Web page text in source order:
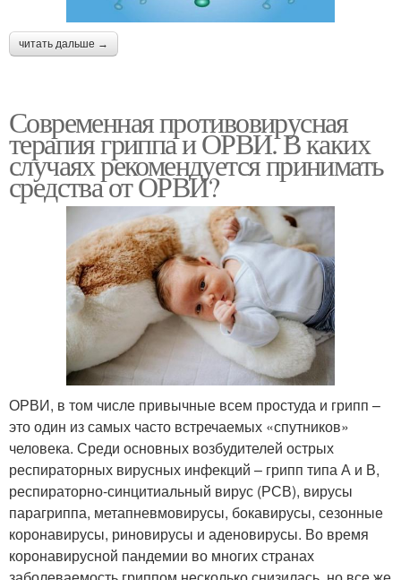
читать дальше →
Современная противовирусная
терапия гриппа и ОРВИ. В каких
случаях рекомендуется принимать
средства от ОРВИ?
ОРВИ, в том числе привычные всем простуда и грипп –
это один из самых часто встречаемых «спутников»
человека. Среди основных возбудителей острых
респираторных вирусных инфекций – грипп типа А и В,
респираторно-синцитиальный вирус (РСВ), вирусы
парагриппа, метапневмовирусы, бокавирусы, сезонные
коронавирусы, риновирусы и аденовирусы. Во время
коронавирусной пандемии во многих странах